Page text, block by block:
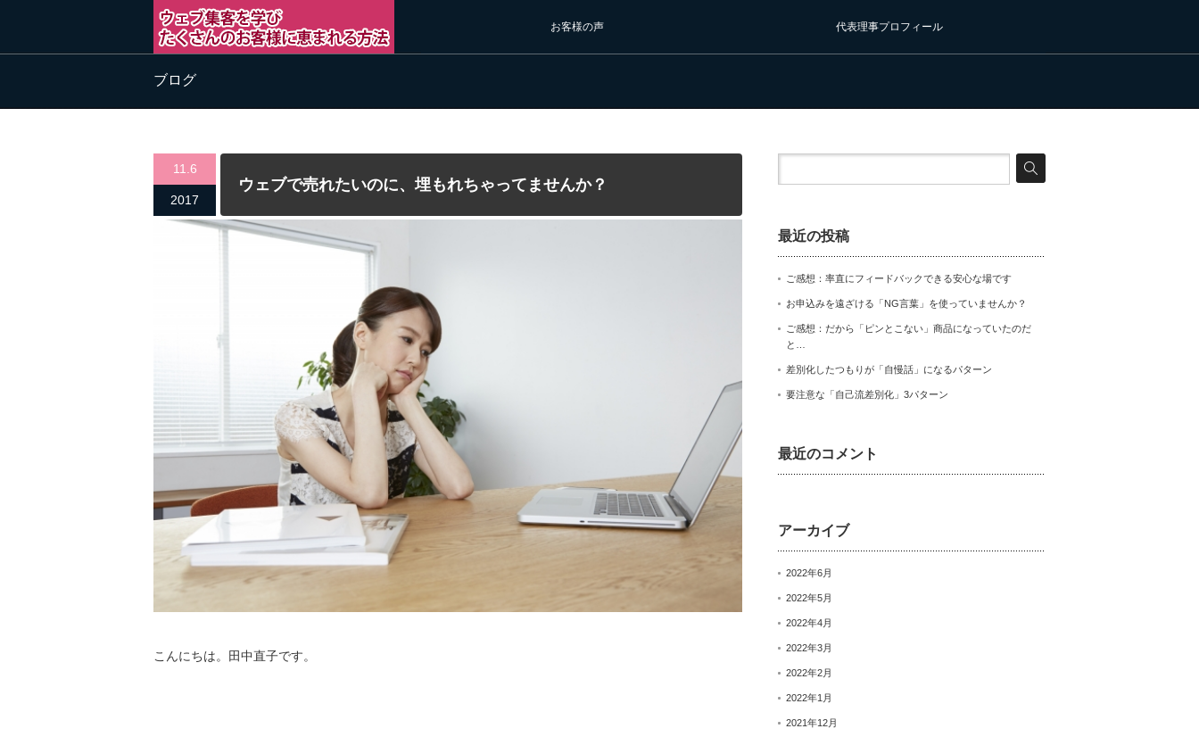
お客様の声 代表理事プロフィール
ブログ
11.6
2017
ウェブで売れたいのに、埋もれちゃってませんか？
こんにちは。田中直子です。
最近の投稿
ご感想：率直にフィードバックできる安心な場です
お申込みを遠ざける「NG言葉」を使っていませんか？
ご感想：だから「ピンとこない」商品になっていたのだ
と…
差別化したつもりが「自慢話」になるパターン
要注意な「自己流差別化」3パターン
最近のコメント
アーカイブ
2022年6月
2022年5月
2022年4月
2022年3月
2022年2月
2022年1月
2021年12月